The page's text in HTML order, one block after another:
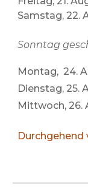
Samstag, 22.
Sonntag
Montag, 24.
Dienstag, 25.
Mittwoch, 26.
Durchgehend